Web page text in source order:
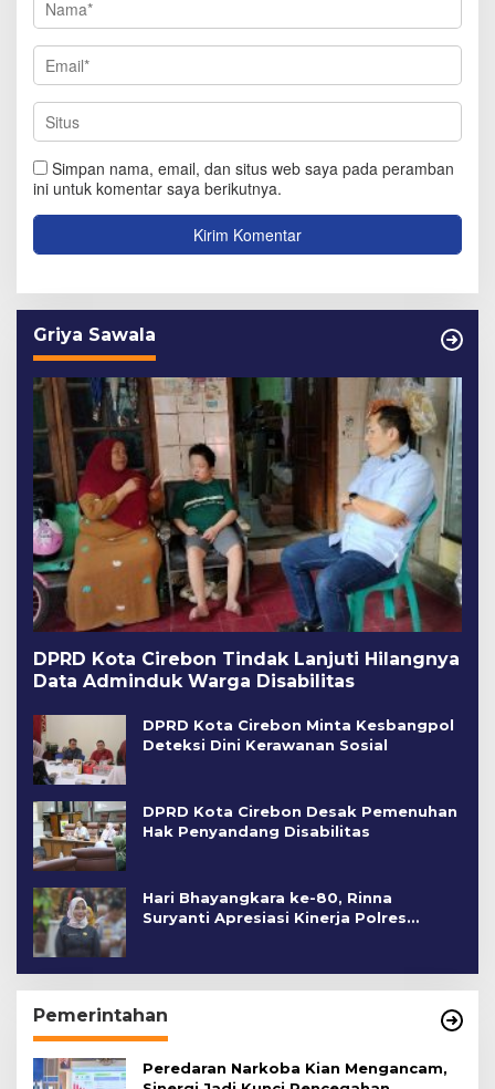
Simpan nama, email, dan situs web saya pada peramban
ini untuk komentar saya berikutnya.
Griya Sawala
DPRD Kota Cirebon Tindak Lanjuti Hilangnya
Data Adminduk Warga Disabilitas
DPRD Kota Cirebon Minta Kesbangpol
Deteksi Dini Kerawanan Sosial
DPRD Kota Cirebon Desak Pemenuhan
Hak Penyandang Disabilitas
Hari Bhayangkara ke-80, Rinna
Suryanti Apresiasi Kinerja Polres
Pemerintahan
Peredaran Narkoba Kian Mengancam,